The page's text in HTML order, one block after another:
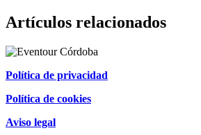
Artículos relacionados
Política de privacidad
Política de cookies
Aviso legal